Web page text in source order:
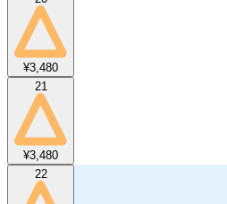
¥3,480
21
¥3,480
22